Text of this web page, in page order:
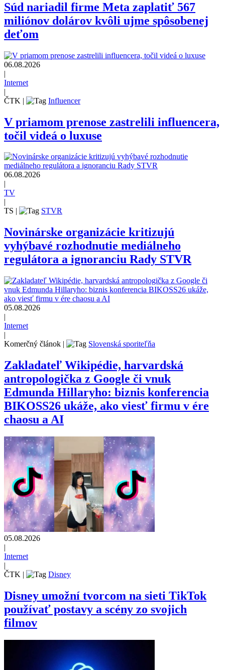
Súd nariadil firme Meta zaplatiť 567
miliónov dolárov kvôli ujme spôsobenej
deťom
06.08.2026
|
Internet
|
ČTK | Influencer
V priamom prenose zastrelili influencera,
točil videá o luxuse
06.08.2026
TV
TS
STVR
Novinárske organizácie kritizujú
vyhýbavé rozhodnutie mediálneho
regulátora a ignoranciu Rady STVR
05.08.2026
|
Internet
|
Komerčný článok | Slovenská sporiteľňa
Zakladateľ Wikipédie, harvardská
antropologička z Google či vnuk
Edmunda Hillaryho: biznis konferencia
BIKOSS26 ukáže, ako viesť firmu v ére
chaosu a AI
05.08.2026
|
Internet
|
ČTK | Disney
Disney umožní tvorcom na sieti TikTok
používať postavy a scény zo svojich
filmov